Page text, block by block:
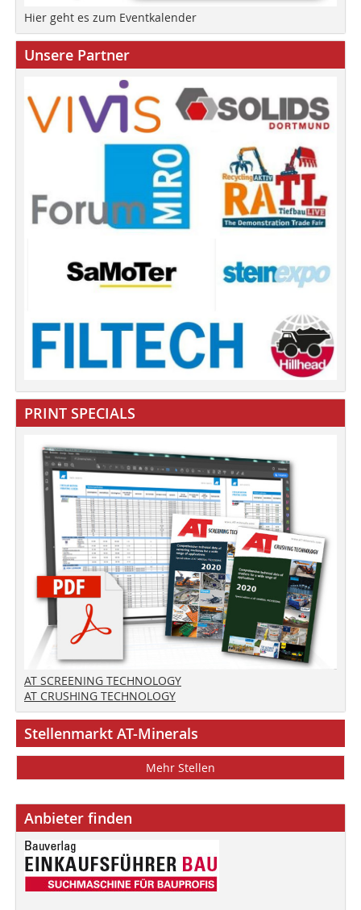
Hier geht es zum Eventkalender
Unsere Partner
PRINT SPECIALS
AT SCREENING TECHNOLOGY
AT CRUSHING TECHNOLOGY
Stellenmarkt AT-Minerals
Mehr Stellen
Anbieter finden